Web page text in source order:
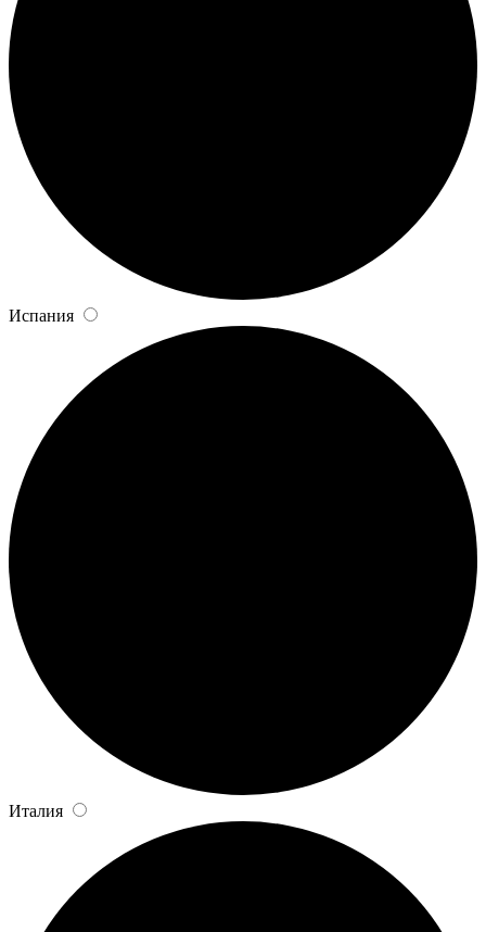
Испания
Италия